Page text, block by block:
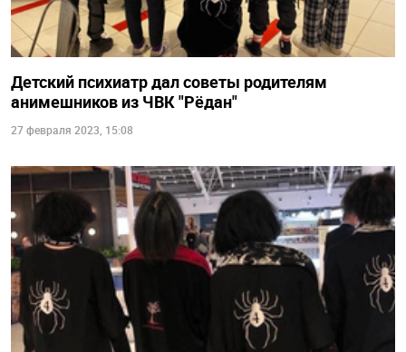
Детский психиатр дал советы родителям
анимешников из ЧВК "Рёдан"
27 февраля 2023, 15:08